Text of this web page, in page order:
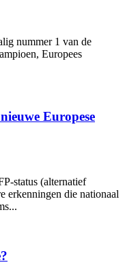
nummer 1 van de
Europees
Europese
status (alternatief
erkenningen die nationaal